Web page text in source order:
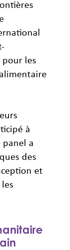
les
à
a
des
et